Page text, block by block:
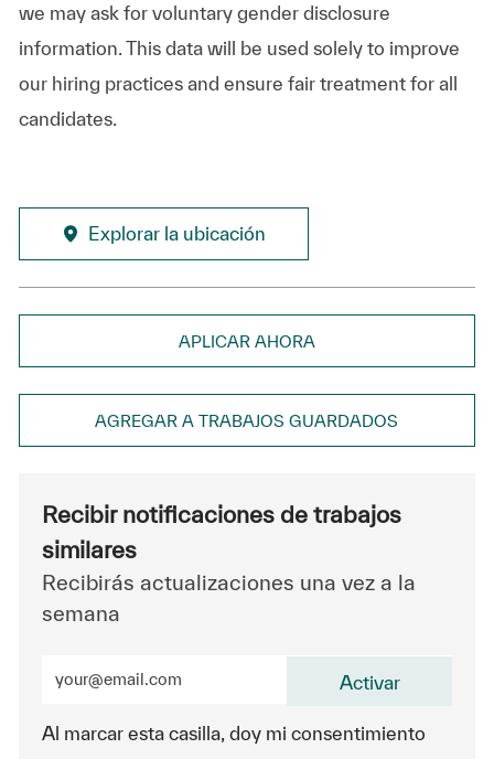
we may ask for voluntary gender disclosure
information. This data will be used solely to improve
our hiring practices and ensure fair treatment for all
candidates.
Explorar la ubicación
APLICAR AHORA
AGREGAR A TRABAJOS GUARDADOS
Recibir notificaciones de trabajos
similares
Recibirás actualizaciones una vez a la
semana
Al marcar esta casilla, doy mi consentimiento
Activar